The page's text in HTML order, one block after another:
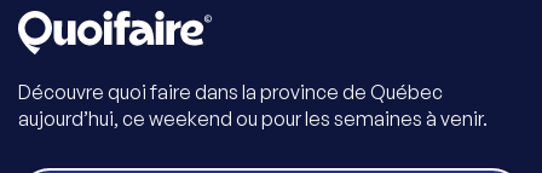
Découvre quoi faire dans la province de Québec
aujourd’hui, ce weekend ou pour les semaines à venir.